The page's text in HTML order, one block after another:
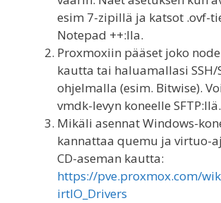
esim 7-zipillä ja katsot .ovf-
Notepad ++:lla.
Proxmoxiin pääset joko
kautta tai haluamallasi SSH/
ohjelmalla (esim. Bitwise).
vmdk-levyn koneelle SFTP:llä.
Mikäli asennat Windows-
kannattaa quemu ja virtuo-
CD-aseman kautta:
https://pve.proxmox.com/
irtIO_Drivers